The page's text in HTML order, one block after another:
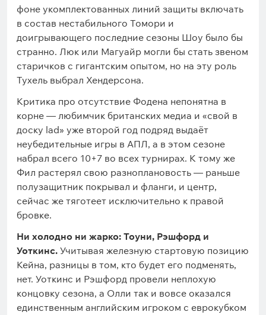
фоне укомплектованных линий защиты включать
в состав нестабильного Томори и
доигрывающего последние сезоны Шоу было бы
странно. Люк или Магуайр могли бы стать звеном
старичков с гигантским опытом, но на эту роль
Тухель выбрал Хендерсона.
Критика про отсутствие Фодена непонятна в
корне — любимчик британских медиа и «свой в
доску lad» уже второй год подряд выдаёт
неубедительные игры в АПЛ, а в этом сезоне
набрал всего 10+7 во всех турнирах. К тому же
Фил растерял свою разноплановость — раньше
полузащитник покрывал и фланги, и центр,
сейчас же тяготеет исключительно к правой
бровке.
Ни холодно ни жарко: Тоуни, Рэшфорд и
Уоткинс. Учитывая железную стартовую позицию
Кейна, разницы в том, кто будет его подменять,
нет. Уоткинс и Рэшфорд провели неплохую
концовку сезона, а Олли так и вовсе оказался
единственным английским игроком с еврокубком